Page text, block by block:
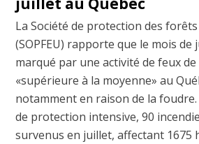
La Société de protection des
(SOPFEU) rapporte que le mois de
marqué par une activité de feux
«supérieure à la moyenne» au
notamment en raison de la
de protection intensive, 90
survenus en juillet, affectant 1675